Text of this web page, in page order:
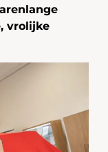
vrolijke